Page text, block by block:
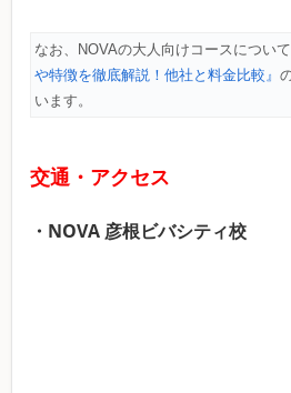
なお、NOVAの大人向けコースについ
や特徴を徹底解説！他社と料金比較』
います。
交通・アクセス
・NOVA 彦根ビバシティ校